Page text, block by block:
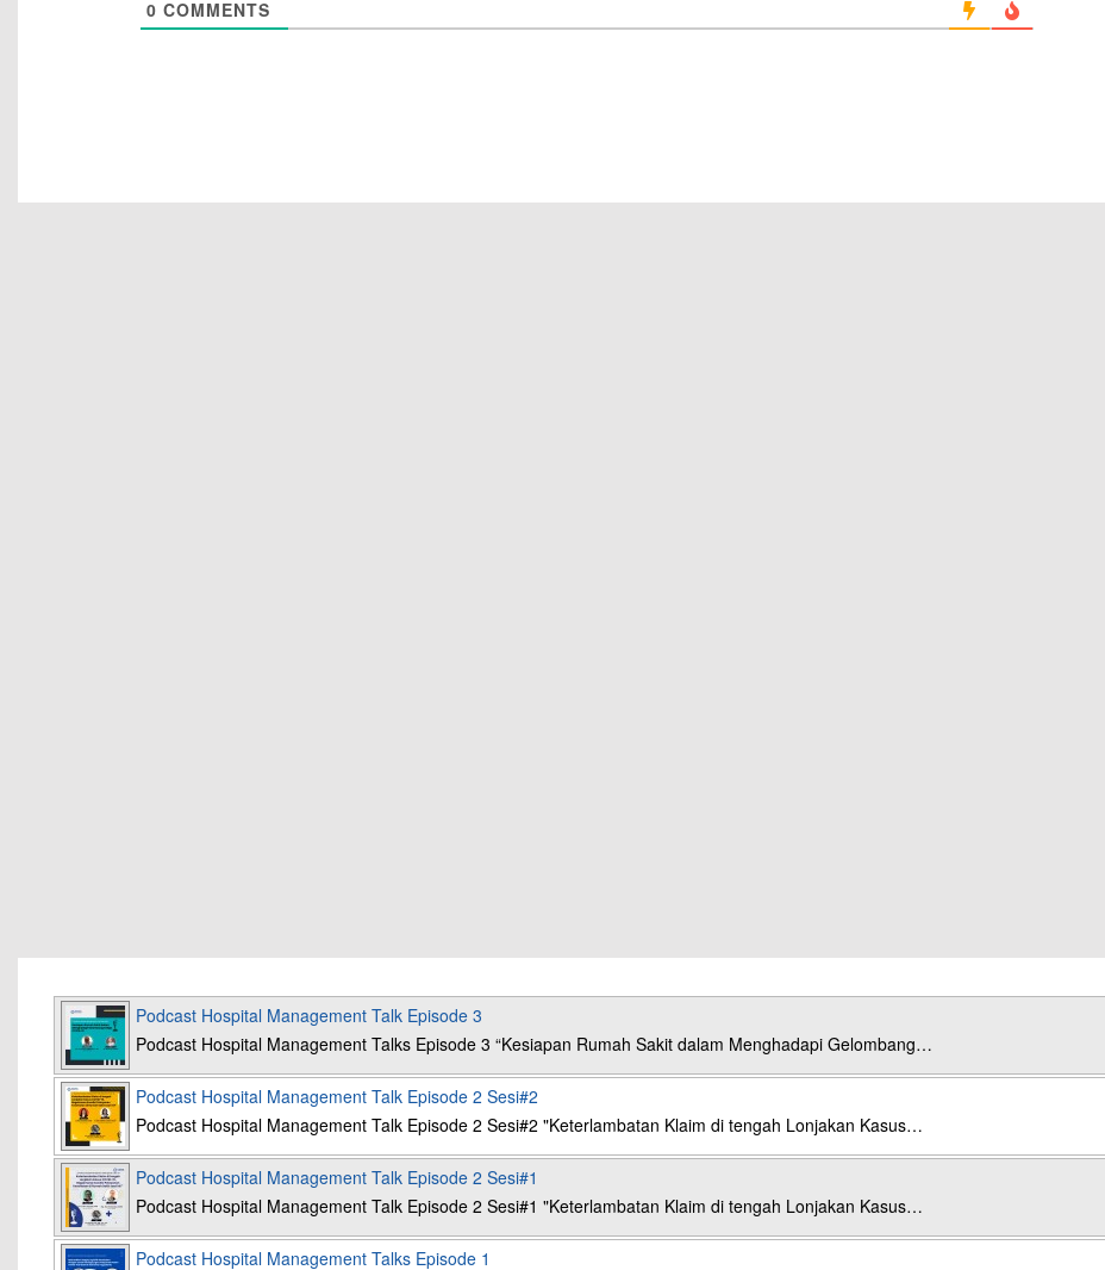
0 COMMENTS
Podcast Hospital Management Talk Episode 3
Podcast Hospital Management Talks Episode 3 “Kesiapan Rumah Sakit dalam Menghadapi Gelombang…
Podcast Hospital Management Talk Episode 2 Sesi#2
Podcast Hospital Management Talk Episode 2 Sesi#2 "Keterlambatan Klaim di tengah Lonjakan Kasus…
Podcast Hospital Management Talk Episode 2 Sesi#1
Podcast Hospital Management Talk Episode 2 Sesi#1 "Keterlambatan Klaim di tengah Lonjakan Kasus…
Podcast Hospital Management Talks Episode 1